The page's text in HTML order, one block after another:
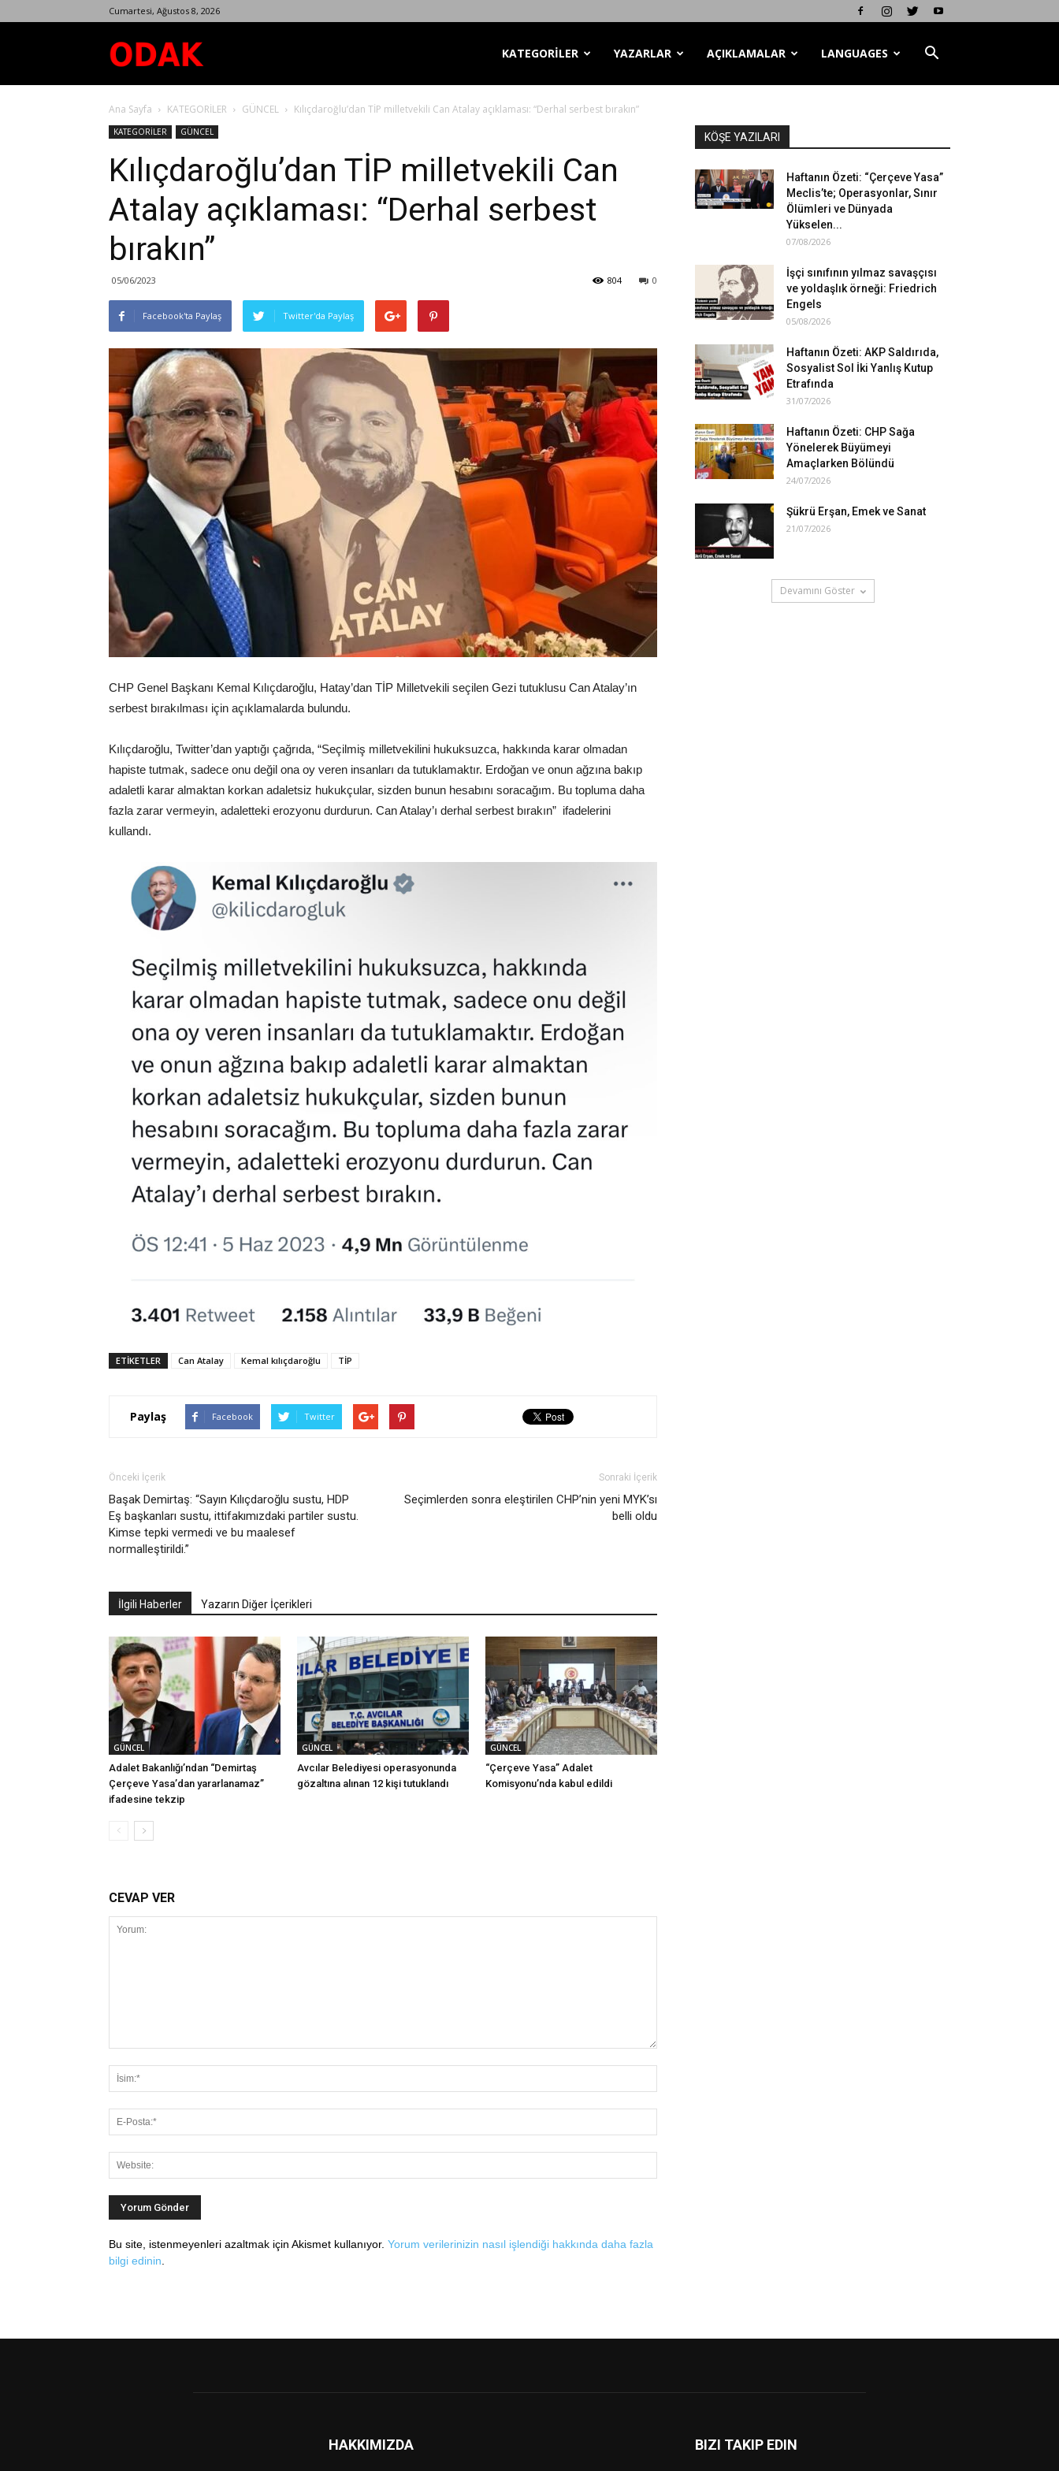
Cumartesi, Ağustos 8, 2026
Dergisi
KATEGORİLER YAZARLAR AÇIKLAMALAR LANGUAGES
Ana Sayfa KATEGORİLER GÜNCEL Kılıçdaroğlu’dan TİP milletvekili Can Atalay açıklaması: “Derhal serbest bırakın”
KATEGORİLER GÜNCEL
Kılıçdaroğlu’dan TİP milletvekili Can
Atalay açıklaması: “Derhal serbest
bırakın”
05/06/2023 0
804
Facebook'ta Paylaş Twitter'da Paylaş
CHP Genel Başkanı Kemal Kılıçdaroğlu, Hatay’dan TİP Milletvekili seçilen Gezi tutuklusu Can Atalay’ın
serbest bırakılması için açıklamalarda bulundu.
Kılıçdaroğlu, Twitter’dan yaptığı çağrıda, “Seçilmiş milletvekilini hukuksuzca, hakkında karar olmadan
hapiste tutmak, sadece onu değil ona oy veren insanları da tutuklamaktır. Erdoğan ve onun ağzına bakıp
adaletli karar almaktan korkan adaletsiz hukukçular, sizden bunun hesabını soracağım. Bu topluma daha
fazla zarar vermeyin, adaletteki erozyonu durdurun. Can Atalay’ı derhal serbest bırakın” ifadelerini
kullandı.
ETIKETLER Can Atalay Kemal kılıçdaroğlu TİP
Paylaş Facebook Twitter
Önceki İçerik
Başak Demirtaş: “Sayın Kılıçdaroğlu sustu, HDP
Eş başkanları sustu, ittifakımızdaki partiler sustu.
Kimse tepki vermedi ve bu maalesef
normalleştirildi.”
Sonraki İçerik
Seçimlerden sonra eleştirilen CHP’nin yeni MYK’sı
belli oldu
İlgili Haberler Yazarın Diğer İçerikleri
GÜNCEL
Adalet Bakanlığı’ndan “Demirtaş
Çerçeve Yasa’dan yararlanamaz”
ifadesine tekzip
GÜNCEL
Avcılar Belediyesi operasyonunda
gözaltına alınan 12 kişi tutuklandı
GÜNCEL
“Çerçeve Yasa” Adalet
Komisyonu’nda kabul edildi
CEVAP VER
Bu site, istenmeyenleri azaltmak için Akismet kullanıyor. Yorum verilerinizin nasıl işlendiği hakkında daha fazla
bilgi edinin
KÖŞE YAZILARI
Haftanın Özeti: “Çerçeve Yasa”
Meclis’te; Operasyonlar, Sınır
Ölümleri ve Dünyada
Yükselen...
07/08/2026
İşçi sınıfının yılmaz savaşçısı
ve yoldaşlık örneği: Friedrich
Engels
05/08/2026
Haftanın Özeti: AKP Saldırıda,
Sosyalist Sol İki Yanlış Kutup
Etrafında
31/07/2026
Haftanın Özeti: CHP Sağa
Yönelerek Büyümeyi
Amaçlarken Bölündü
24/07/2026
Şükrü Erşan, Emek ve Sanat
21/07/2026
Devamını Göster
HAKKIMIZDA BIZI TAKIP EDIN